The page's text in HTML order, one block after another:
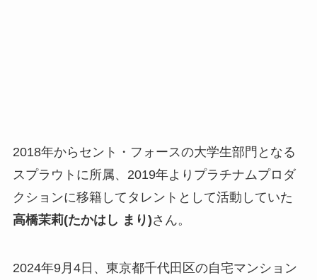
2018年から セント・フォースの大学生部門となる
スプラウト に所属、2019年より プラチナムプロダ
クションに移籍してタレントとして活動していた
高橋茉莉(たかはし まり)さん。
2024年9月4日、東京都千代田区の自宅マンション